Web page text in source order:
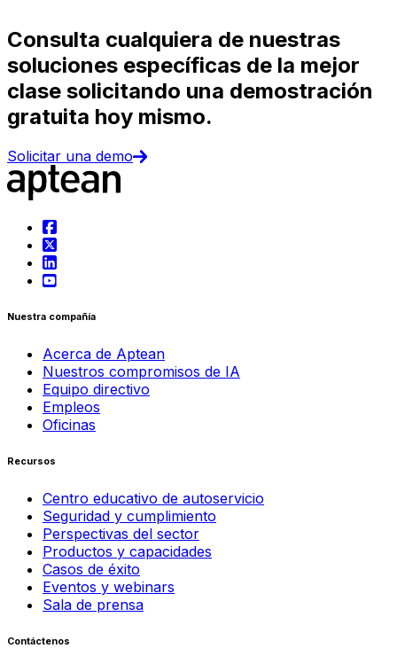
Consulta cualquiera de nuestras
soluciones específicas de la mejor
clase solicitando una demostración
gratuita hoy mismo.
Solicitar una demo
Nuestra compañía
Acerca de Aptean
Nuestros compromisos de IA
Equipo directivo
Empleos
Oficinas
Recursos
Centro educativo de autoservicio
Seguridad y cumplimiento
Perspectivas del sector
Productos y capacidades
Casos de éxito
Eventos y webinars
Sala de prensa
Contáctenos